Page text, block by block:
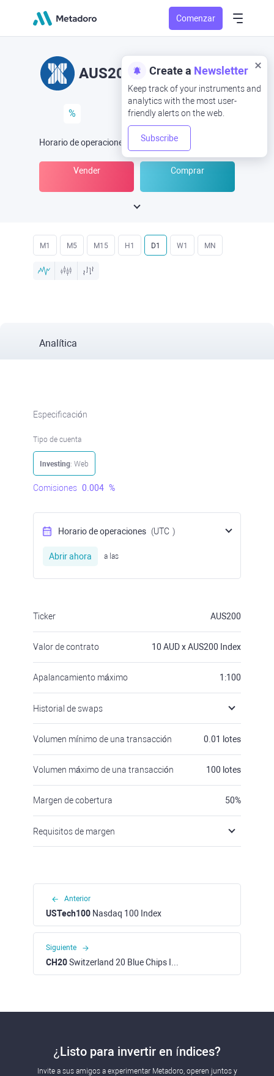
Comenzar
Create a Newsletter
Keep track of your instruments and
analytics with the most user-
friendly alerts on the web.
Subscribe
AUS200
%
Horario de operaciones (UTC) -Abrir ahora
Vender Comprar
M1 M5 M15 H1 D1 W1 MN
Analítica
Especificación
Tipo de cuenta
Investing: Web
Comisiones 0.004 %
Horario de operaciones (UTC )
Abrir ahora a las
Ticker AUS200
Valor de contrato 10 AUD x AUS200 Index
Apalancamiento máximo 1:100
Historial de swaps
Volumen mínimo de una transacción 0.01 lotes
Volumen máximo de una transacción 100 lotes
Margen de cobertura 50%
Requisitos de margen
Anterior
USTech100 Nasdaq 100 Index
Siguiente
CH20Switzerland 20 Blue Chips Index
¿Listo para invertir en índices?
Invite a sus amigos a experimentar Metadoro, operen juntos y